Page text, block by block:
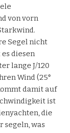
von vorn
Segel nicht
diesen
lange J/120
Wind (25°
damit auf
ist
die
segeln, was